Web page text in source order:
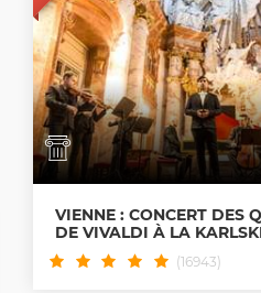
VIENNE : CONCERT DES
DE VIVALDI À LA
(16943)